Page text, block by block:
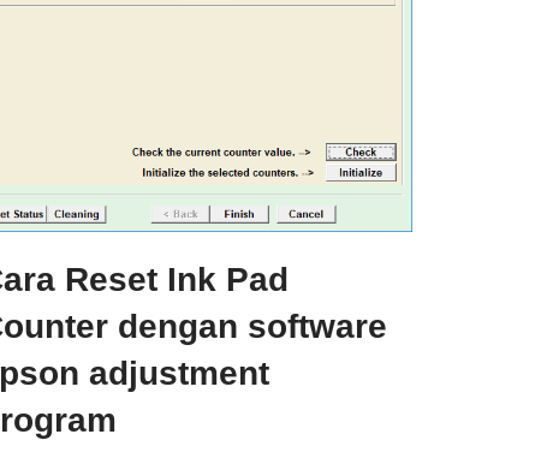
Reset Ink Pad
dengan software
adjustment